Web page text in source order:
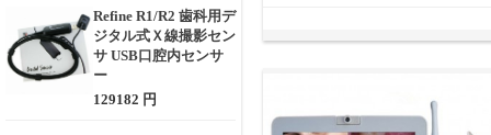
Refine R1/R2 歯科用デ
ジタル式Ｘ線撮影セン
サ USB口腔内センサ
ー
129182 円